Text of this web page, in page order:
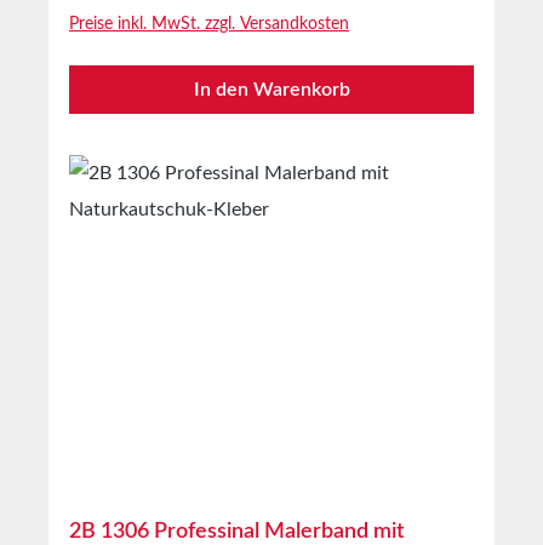
entfernen. AnwendungenHerstellung von
Abdeckmasken im Innen und kurzfristig im
AußenbereichTechnische
zu 12 Monaten nach Lieferung in ungeöffneten
Originalkartons bei 20°C und 50% relativer
Preise inkl. MwSt. zzgl. Versandkosten
In den Warenkorb
2B 1306 Professinal Malerband mit